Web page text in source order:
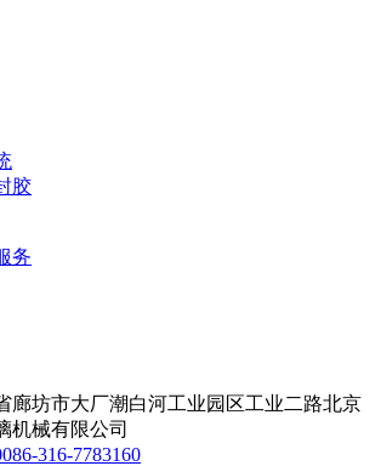
胶
务
廊坊市大厂潮白河工业园区工业二路北京
机械有限公司
316-7783160